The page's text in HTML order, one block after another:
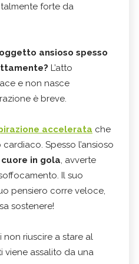
forte da
ansioso spesso
L’atto
e non nasce
è breve.
accelerata che
Spesso l’ansioso
in gola, avverte
Il suo
pensiero corre veloce,
sostenere!
riuscire a stare al
viene assalito da una